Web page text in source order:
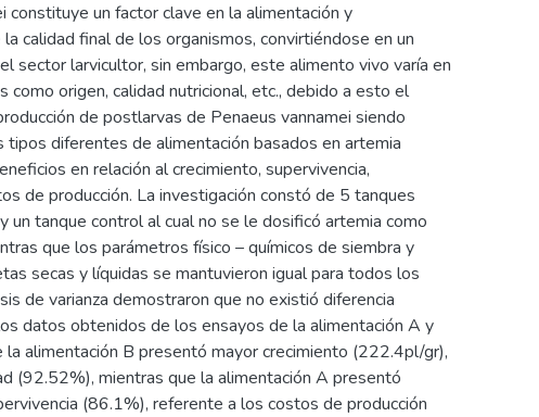
constituye un factor clave en la alimentación y
calidad final de los organismos, convirtiéndose en un
sector larvicultor, sin embargo, este alimento vivo varía en
como origen, calidad nutricional, etc., debido a esto el
de postlarvas de Penaeus vannamei siendo
tipos diferentes de alimentación basados en artemia
en relación al crecimiento, supervivencia,
de producción. La investigación constó de 5 tanques
un tanque control al cual no se le dosificó artemia como
que los parámetros físico – químicos de siembra y
secas y líquidas se mantuvieron igual para todos los
de varianza demostraron que no existió diferencia
datos obtenidos de los ensayos de la alimentación A y
la alimentación B presentó mayor crecimiento (222.4pl/gr),
(92.52%), mientras que la alimentación A presentó
(86.1%), referente a los costos de producción